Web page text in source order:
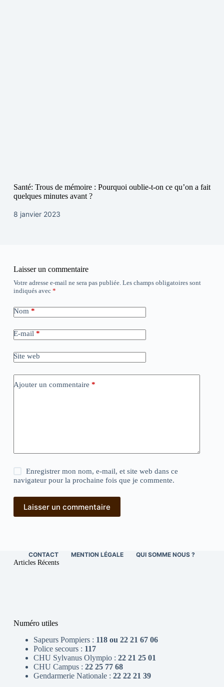
Santé: Trous de mémoire : Pourquoi oublie-t-on ce qu’on a fait
quelques minutes avant ?
8 janvier 2023
Laisser un commentaire
Votre adresse e-mail ne sera pas publiée. Les champs obligatoires sont
indiqués avec *
Nom *
E-mail *
Site web
Ajouter un commentaire *
Enregistrer mon nom, e-mail, et site web dans ce
navigateur pour la prochaine fois que je commente.
Laisser un commentaire
CONTACT MENTION LÉGALE QUI SOMME NOUS ?
Articles Récents
Numéro utiles
Sapeurs Pompiers : 118 ou 22 21 67 06
Police secours : 117
CHU Sylvanus Olympio : 22 21 25 01
CHU Campus : 22 25 77 68
Gendarmerie Nationale : 22 22 21 39